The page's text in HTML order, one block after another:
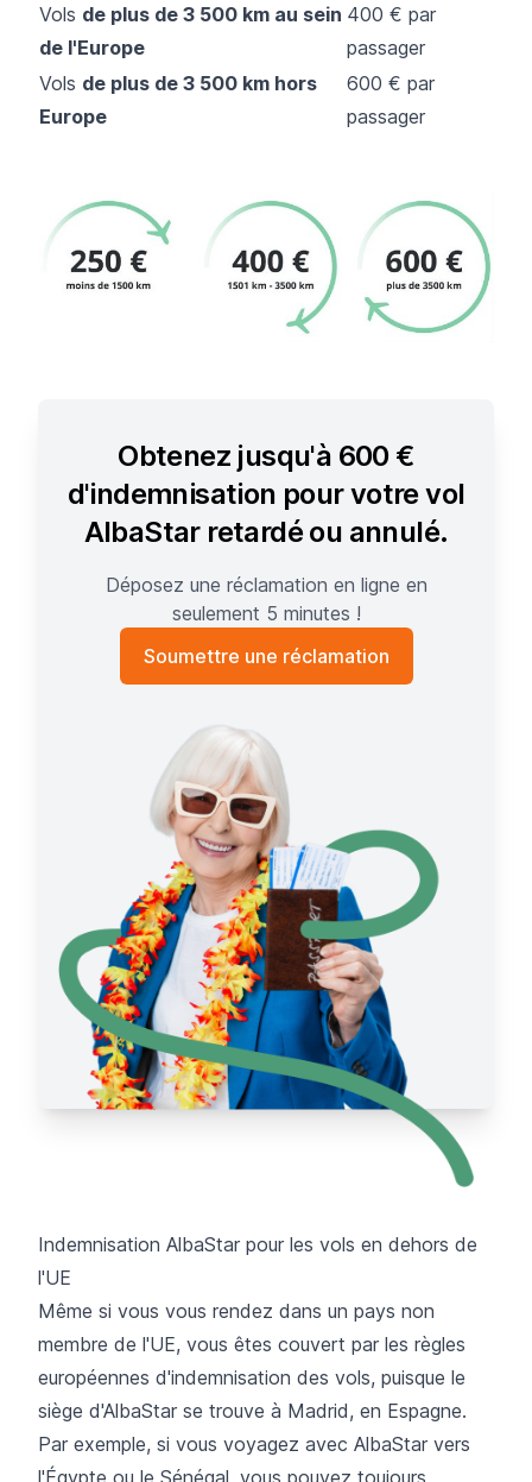
Vols de plus de 3 500 km au sein
de l'Europe
400 € par
passager
Vols de plus de 3 500 km hors
Europe
600 € par
passager
Obtenez jusqu'à 600 €
d'indemnisation pour votre vol
AlbaStar retardé ou annulé.
Déposez une réclamation en ligne en
seulement 5 minutes !
Soumettre une réclamation
Indemnisation AlbaStar pour les vols en dehors de
l'UE
Même si vous vous rendez dans un pays non
membre de l'UE, vous êtes couvert par les règles
européennes d'indemnisation des vols, puisque le
siège d'AlbaStar se trouve à Madrid, en Espagne.
Par exemple, si vous voyagez avec AlbaStar vers